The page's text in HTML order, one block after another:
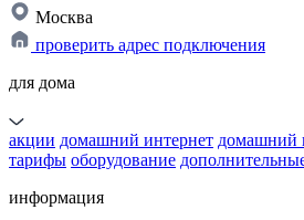
Москва
проверить адрес подключения
для дома
акции домашний интернет домашний
тарифы оборудование
информация